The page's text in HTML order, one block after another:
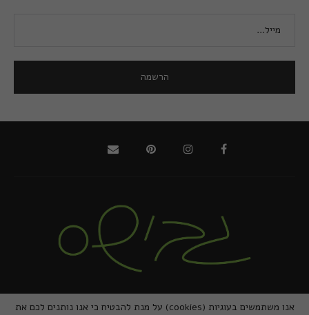
אנו משתמשים בעוגיות (cookies) על מנת להבטיח כי אנו נותנים לכם את